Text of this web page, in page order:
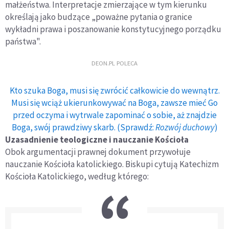
małżeństwa. Interpretacje zmierzające w tym kierunku
określają jako budzące „poważne pytania o granice
wykładni prawa i poszanowanie konstytucyjnego porządku
państwa".
DEON.PL POLECA
Kto szuka Boga, musi się zwrócić całkowicie do wewnątrz.
Musi się wciąż ukierunkowywać na Boga, zawsze mieć Go
przed oczyma i wytrwale zapominać o sobie, aż znajdzie
Boga, swój prawdziwy skarb. (Sprawdź:Rozwój duchowy)
Uzasadnienie teologiczne i nauczanie Kościoła
Obok argumentacji prawnej dokument przywołuje
nauczanie Kościoła katolickiego. Biskupi cytują Katechizm
Kościoła Katolickiego, według którego: